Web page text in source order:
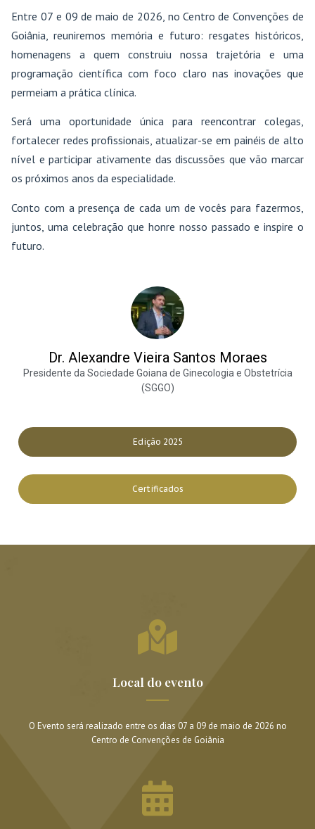
Entre 07 e 09 de maio de 2026, no Centro de Convenções de
Goiânia, reuniremos memória e futuro: resgates históricos,
homenagens a quem construiu nossa trajetória e uma
programação científica com foco claro nas inovações que
permeiam a prática clínica.
Será uma oportunidade única para reencontrar colegas,
fortalecer redes profissionais, atualizar-se em painéis de alto
nível e participar ativamente das discussões que vão marcar
os próximos anos da especialidade.
Conto com a presença de cada um de vocês para fazermos,
juntos, uma celebração que honre nosso passado e inspire o
futuro.
Dr. Alexandre Vieira Santos Moraes
Presidente da Sociedade Goiana de Ginecologia e Obstetrícia
(SGGO)
Edição 2025
Certificados
Local do evento
O Evento será realizado entre os dias 07 a 09 de maio de 2026 no
Centro de Convenções de Goiânia